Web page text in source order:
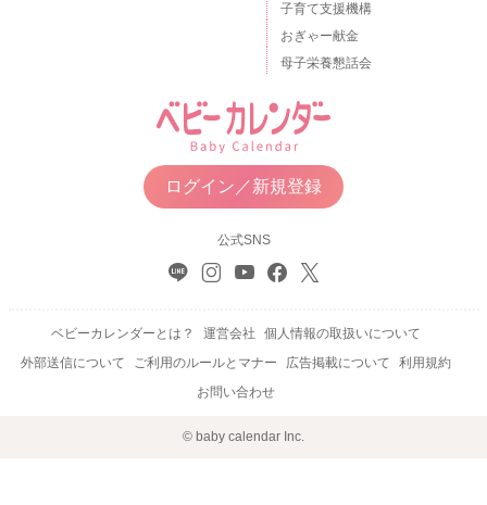
子育て支援機構
おぎゃー献金
母子栄養懇話会
ログイン／新規登録
公式SNS
ベビーカレンダーとは？ 運営会社
個人情報の取扱いについて
外部送信について
ご利用のルールとマナー 広告掲載について
利用規約
お問い合わせ
© baby calendar Inc.